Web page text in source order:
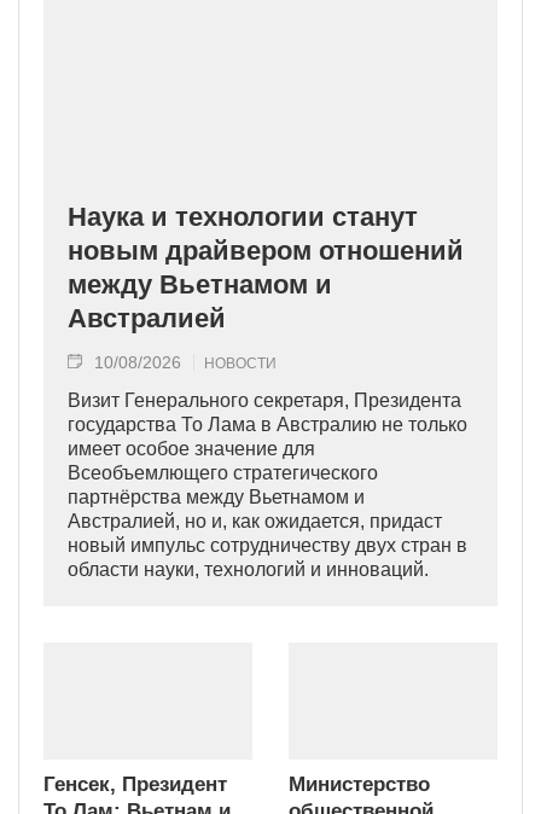
Наука и технологии станут
новым драйвером отношений
между Вьетнамом и
Австралией
10/08/2026 НОВОСТИ
Визит Генерального секретаря, Президента
государства То Лама в Австралию не только
имеет особое значение для
Всеобъемлющего стратегического
партнёрства между Вьетнамом и
Австралией, но и, как ожидается, придаст
новый импульс сотрудничеству двух стран в
области науки, технологий и инноваций.
Генсек, Президент
Министерство